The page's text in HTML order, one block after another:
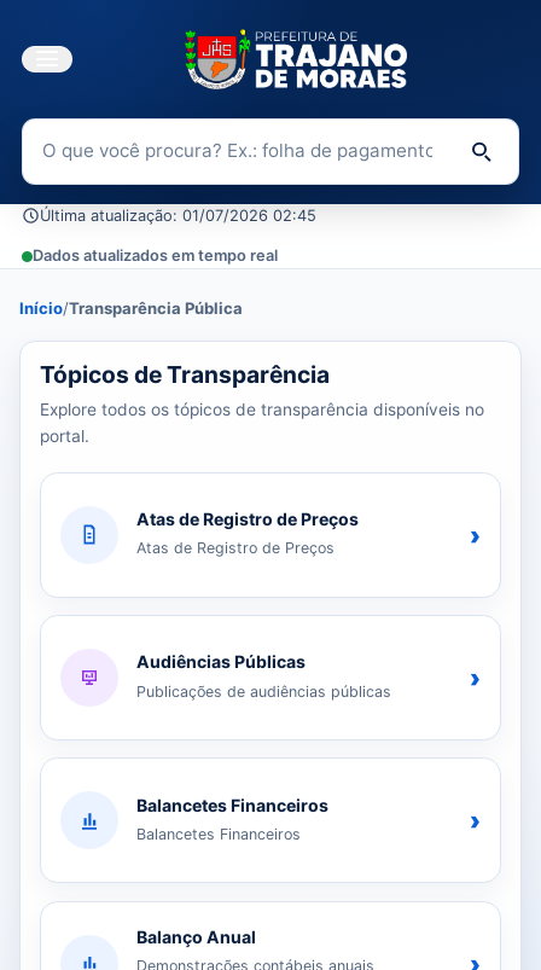
Buscar no Portal da Transparência
Última atualização: 01/07/2026 02:45
Dados atualizados em tempo real
Início/Transparência Pública
39 tópicos carregados do banco de dados.
Tópicos de Transparência
Explore todos os tópicos de transparência disponíveis no
portal.
Atas de Registro de Preços
Atas de Registro de Preços ›
Audiências Públicas
Publicações de audiências públicas ›
Balancetes Financeiros
Balancetes Financeiros ›
Balanço Anual
Demonstrações contábeis anuais
›